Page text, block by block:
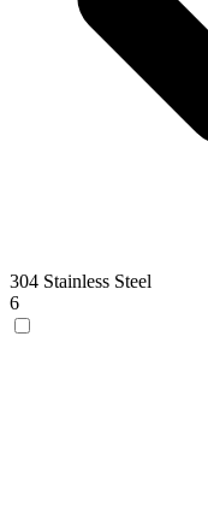
304 Stainless Steel
6